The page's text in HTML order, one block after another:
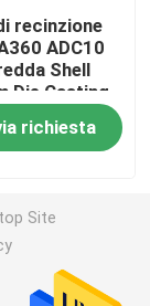
recinzione
ADC10
Shell
Die Casting
richiesta
Site